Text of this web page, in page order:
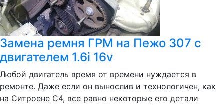
Замена ремня ГРМ на Пежо 307 с
двигателем 1.6i 16v
Любой двигатель время от времени нуждается в
ремонте. Даже если он вынослив и технологичен, как
на Ситроене С4, все равно некоторые его детали